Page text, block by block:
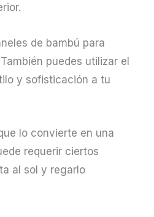
de bambú para
puedes utilizar el
y sofisticación a tu
lo convierte en una
requerir ciertos
al sol y regarlo